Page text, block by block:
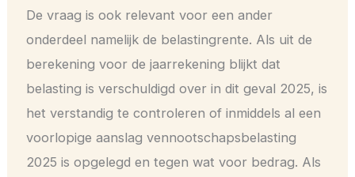
De vraag is ook relevant voor een ander
onderdeel namelijk de belastingrente. Als uit de
berekening voor de jaarrekening blijkt dat
belasting is verschuldigd over in dit geval 2025, is
het verstandig te controleren of inmiddels al een
voorlopige aanslag vennootschapsbelasting
2025 is opgelegd en tegen wat voor bedrag. Als